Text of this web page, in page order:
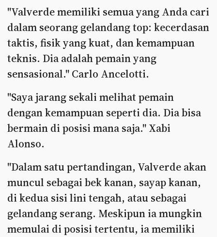
"Valverde memiliki semua yang Anda cari
dalam seorang gelandang top: kecerdasan
taktis, fisik yang kuat, dan kemampuan
teknis. Dia adalah pemain yang
sensasional." Carlo Ancelotti.
"Saya jarang sekali melihat pemain
dengan kemampuan seperti dia. Dia bisa
bermain di posisi mana saja." Xabi
Alonso.
"Dalam satu pertandingan, Valverde akan
muncul sebagai bek kanan, sayap kanan,
di kedua sisi lini tengah, atau sebagai
gelandang serang. Meskipun ia mungkin
memulai di posisi tertentu, ia memiliki